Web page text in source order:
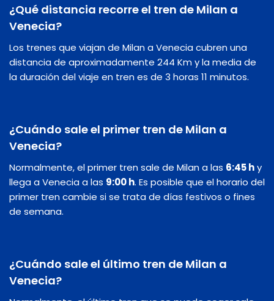
¿Qué distancia recorre el tren de Milan a
Venecia?
Los trenes que viajan de Milan a Venecia cubren una
distancia de aproximadamente 244 Km y la media de
la duración del viaje en tren es de 3 horas 11 minutos.
¿Cuándo sale el primer tren de Milan a
Venecia?
Normalmente, el primer tren sale de Milan a las 6:45 hy
llega a Venecia a las 9:00 h. Es posible que el horario del
primer tren cambie si se trata de días festivos o fines
de semana.
¿Cuándo sale el último tren de Milan a
Venecia?